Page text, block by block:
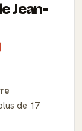
Jean-
de 17